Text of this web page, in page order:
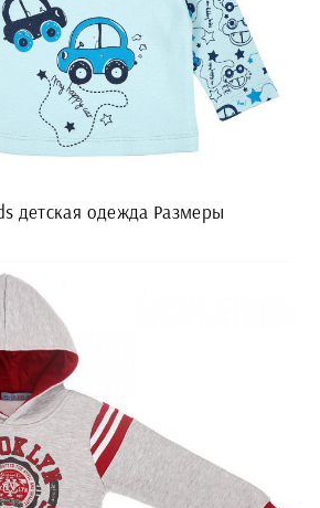
детская одежда Размеры